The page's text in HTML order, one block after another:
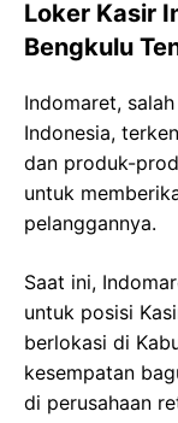
Loker Kasir
Bengkulu
Indomaret,
Indonesia,
dan produk-
untuk
pelanggannya.
Saat ini,
untuk posisi
berlokasi di
kesempatan
di perusahaan